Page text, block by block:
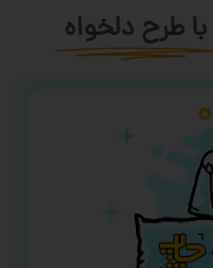
با طرح دلخواه